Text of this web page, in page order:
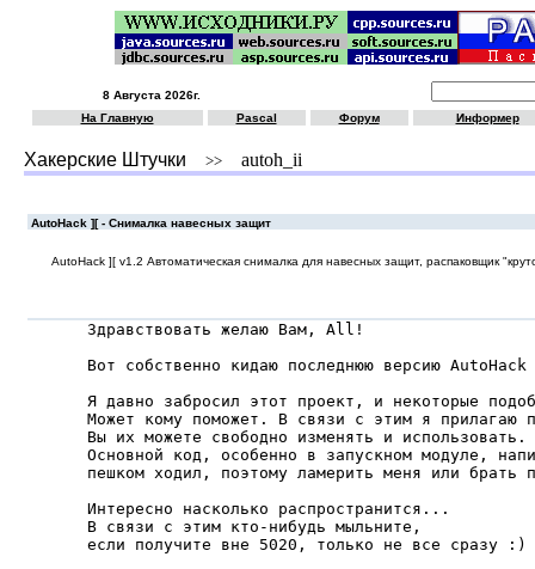
8 Августа 2026г.
На Главную
Pascal Форум Информер
Хакерские Штучки >> autoh_ii
AutoHack ][ - Снималка навесных защит
AutoHack ][ v1.2 Автоматическая снималка для навесных защит, распаковщик
Здpавствовать желаю Вам, All!
Вот собственно кидаю последнюю веpсию
Я давно забросил этот проект, и некоторые
Может кому поможет. В связи с этим я прилагаю
Вы их можете свободно изменять и использовать.
Основной код, особенно в запускном модуле,
пешком ходил, поэтому ламерить меня или брать
Интеpесно насколько pаспpостpанится...
В связи с этим кто-нибудь мыльните,
если получите вне 5020, только не все сpазу :)